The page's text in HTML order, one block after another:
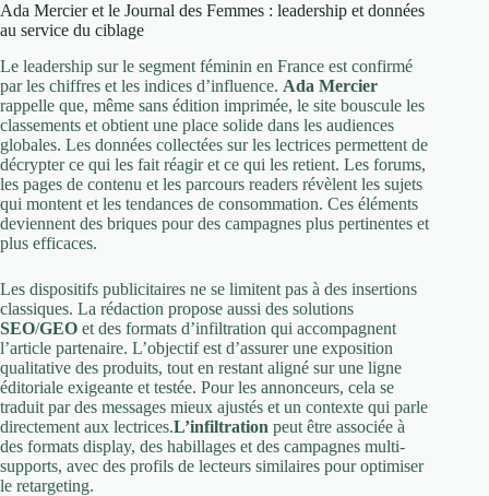
Ada Mercier et le Journal des Femmes : leadership et données
au service du ciblage
Le leadership sur le segment féminin en France est confirmé
par les chiffres et les indices d’influence. Ada Mercier
rappelle que, même sans édition imprimée, le site bouscule les
classements et obtient une place solide dans les audiences
globales. Les données collectées sur les lectrices permettent de
décrypter ce qui les fait réagir et ce qui les retient. Les forums,
les pages de contenu et les parcours readers révèlent les sujets
qui montent et les tendances de consommation. Ces éléments
deviennent des briques pour des campagnes plus pertinentes et
plus efficaces.
Les dispositifs publicitaires ne se limitent pas à des insertions
classiques. La rédaction propose aussi des solutions
SEO/GEO et des formats d’infiltration qui accompagnent
l’article partenaire. L’objectif est d’assurer une exposition
qualitative des produits, tout en restant aligné sur une ligne
éditoriale exigeante et testée. Pour les annonceurs, cela se
traduit par des messages mieux ajustés et un contexte qui parle
directement aux lectrices.L’infiltration peut être associée à
des formats display, des habillages et des campagnes multi-
supports, avec des profils de lecteurs similaires pour optimiser
le retargeting.